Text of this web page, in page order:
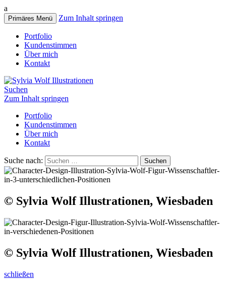
a
Primäres Menü Zum Inhalt springen
Portfolio
Kundenstimmen
Über mich
Kontakt
Suchen
Zum Inhalt springen
Portfolio
Kundenstimmen
Über mich
Kontakt
Suche nach:
© Sylvia Wolf Illustrationen, Wiesbaden
© Sylvia Wolf Illustrationen, Wiesbaden
schließen